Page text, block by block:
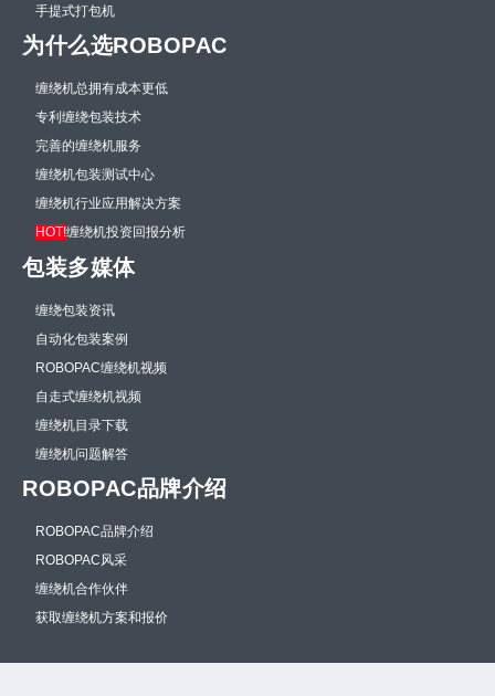
手提式打包机
为什么选ROBOPAC
缠绕机总拥有成本更低
专利缠绕包装技术
完善的缠绕机服务
缠绕机包装测试中心
缠绕机行业应用解决方案
HOT!缠绕机投资回报分析
包装多媒体
缠绕包装资讯
自动化包装案例
ROBOPAC缠绕机视频
自走式缠绕机视频
缠绕机目录下载
缠绕机问题解答
ROBOPAC品牌介绍
ROBOPAC品牌介绍
ROBOPAC风采
缠绕机合作伙伴
获取缠绕机方案和报价